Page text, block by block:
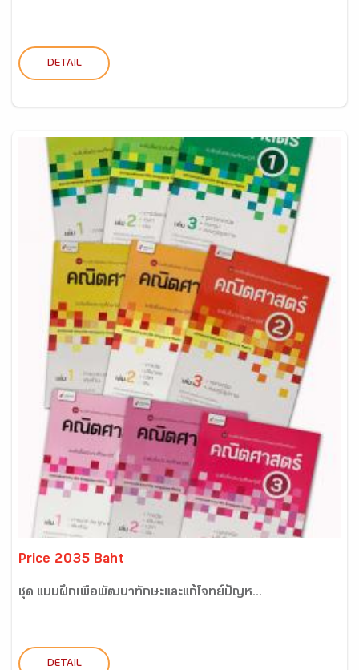
DETAIL
Price 2035 Baht
ชุด แบบฝึกเพื่อพัฒนาทักษะและแก้โจทย์ปัญห...
DETAIL